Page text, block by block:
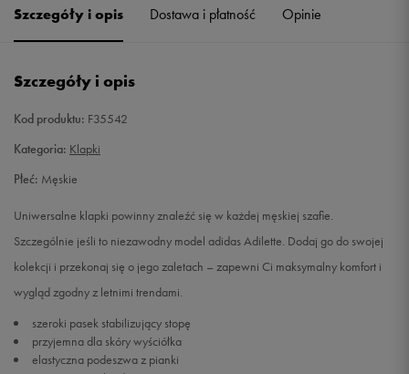
Szczegóły i opis Dostawa i płatność Opinie
Szczegóły i opis
Kod produktu: F35542
Kategoria: Klapki
Płeć: Męskie
Uniwersalne klapki powinny znaleźć się w każdej męskiej szafie.
Szczególnie jeśli to niezawodny model adidas Adilette. Dodaj go do swojej
kolekcji i przekonaj się o jego zaletach – zapewni Ci maksymalny komfort i
wygląd zgodny z letnimi trendami.
szeroki pasek stabilizujący stopę
przyjemna dla skóry wyściółka
elastyczna podeszwa z pianki